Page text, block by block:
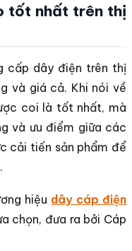
tốt nhất trên thị
cấp dây điện trên thị
và giá cả. Khi nói về
coi là tốt nhất, mà
và ưu điểm giữa các
cải tiến sản phẩm để
hiệu dây cáp điện
chọn, đưa ra bởi Cáp